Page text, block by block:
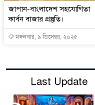
জাপান-বাংলাদেশ সহযোগিতা
কার্বন বাজার প্রস্তুতি।
মঙ্গলবার, ৯ ডিসেম্বর, ২০২৫
Last Update